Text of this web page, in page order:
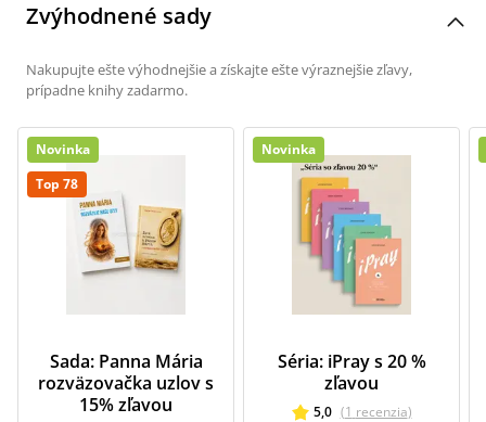
Zvýhodnené sady
Nakupujte ešte výhodnejšie a získajte ešte výraznejšie zľavy,
prípadne knihy zadarmo.
Novinka
Top 78
Sada: Panna Mária
rozväzovačka uzlov s
15% zľavou
Novinka
Séria: iPray s 20 %
zľavou
5,0 (1 recenzia)